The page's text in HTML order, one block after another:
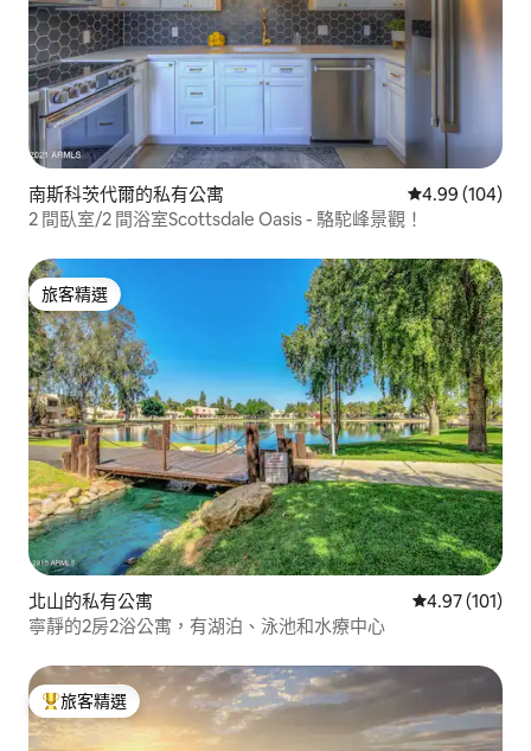
南斯科茨代爾的私有公寓 從 104 則評價
4.99 (104)
2 間臥室/2 間浴室Scottsdale Oasis - 駱駝峰景觀！
旅客精選
旅客精選
北山的私有公寓 從 101 則評價
4.97 (101)
寧靜的2房2浴公寓，有湖泊、泳池和水療中心
旅客精選榜首
旅客精選